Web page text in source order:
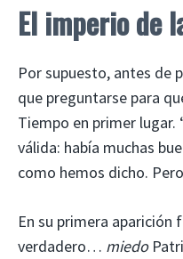
El imperio de
Por supuesto, antes de
que preguntarse para
Tiempo en primer lugar.
válida: había muchas
como hemos dicho.
En su primera
verdadero… miedo